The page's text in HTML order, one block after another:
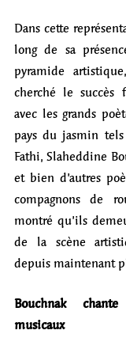
Dans cette
long de sa
pyramide
cherché le
avec les grands
pays du jasmin
Fathi, Slaheddine
et bien d’autres
compagnons de
montré qu’ils
de la scène
depuis maintenant
Bouchnak
musicaux